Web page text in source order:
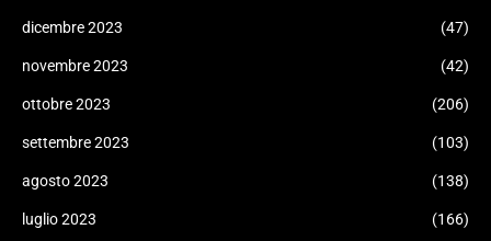
dicembre 2023 (47)
novembre 2023 (42)
ottobre 2023 (206)
settembre 2023 (103)
agosto 2023 (138)
luglio 2023 (166)